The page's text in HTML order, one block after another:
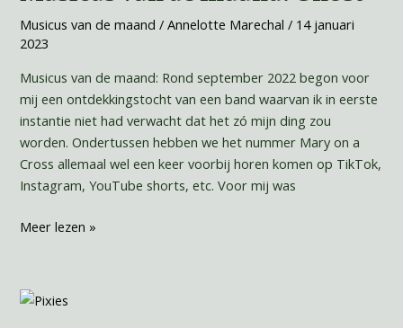
Musicus van de maand /Annelotte Marechal/ 14 januari
2023
Musicus van de maand: Rond september 2022 begon voor
mij een ontdekkingstocht van een band waarvan ik in eerste
instantie niet had verwacht dat het zó mijn ding zou
worden. Ondertussen hebben we het nummer Mary on a
Cross allemaal wel een keer voorbij horen komen op TikTok,
Instagram, YouTube shorts, etc. Voor mij was
Ghost
Meer lezen »
De